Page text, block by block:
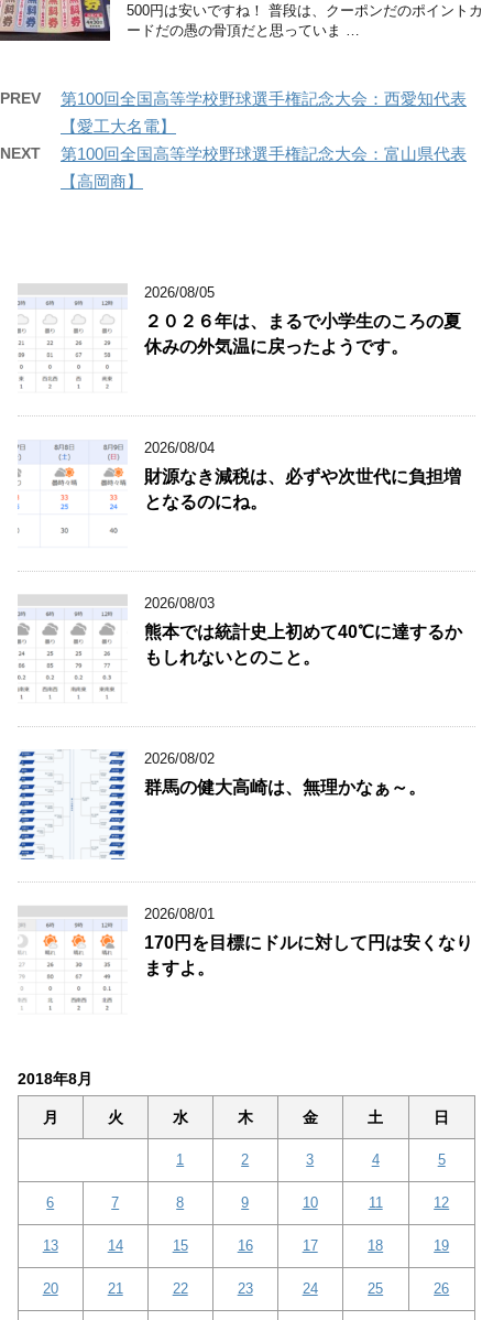
500円は安いですね！ 普段は、クーポンだのポイントカ
ードだの愚の骨頂だと思っていま …
PREV
第100回全国高等学校野球選手権記念大会：西愛知代表
【愛工大名電】
NEXT
第100回全国高等学校野球選手権記念大会：富山県代表
【高岡商】
2026/08/05
２０２６年は、まるで小学生のころの夏
休みの外気温に戻ったようです。
2026/08/04
財源なき減税は、必ずや次世代に負担増
となるのにね。
2026/08/03
熊本では統計史上初めて40℃に達するか
もしれないとのこと。
2026/08/02
群馬の健大高崎は、無理かなぁ～。
2026/08/01
170円を目標にドルに対して円は安くなり
ますよ。
2018年8月
月 火 水 木 金 土 日
1 2 3 4 5
6 7 8 9 10 11 12
13 14 15 16 17 18 19
20 21 22 23 24 25 26